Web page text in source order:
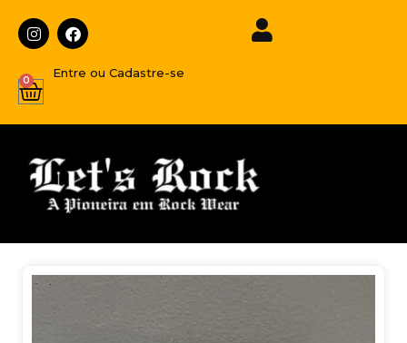
Entre ou Cadastre-se
0